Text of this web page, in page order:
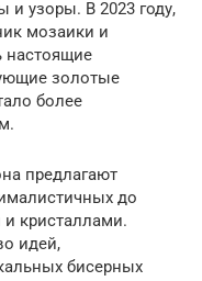
узоры. В 2023 году,
мозаики и
настоящие
золотые
более
предлагают
до
кристаллами.
идей,
бисерных